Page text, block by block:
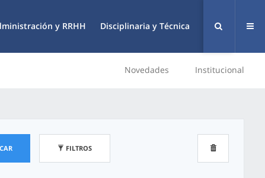
y RRHH Disciplinaria y Técnica
Novedades Institucional
FILTROS